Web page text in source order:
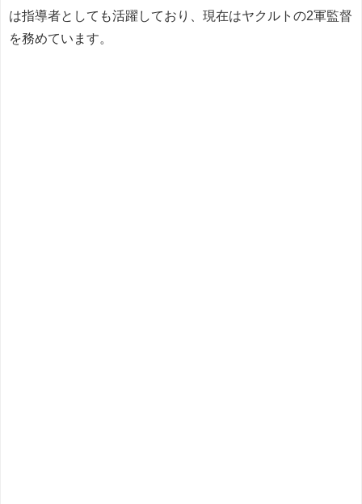
は指導者としても活躍しており、現在はヤクルトの2軍監督
を務めています。